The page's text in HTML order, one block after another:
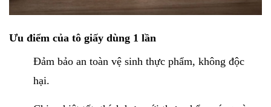
Ưu điểm của tô giấy dùng 1 lần
Đảm bảo an toàn vệ sinh thực phẩm, không độc
hại.